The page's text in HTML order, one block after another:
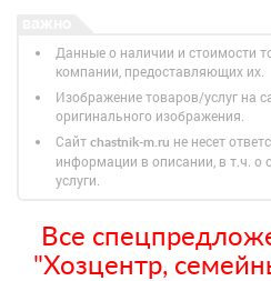
Данные о наличии и стоимости
компании, предоставляющих их.
Изображение товаров/услуг на
оригинального изображения.
Сайт chastnik-m.ru не несет
информации в описании, в т.ч. о
услуги.
Все
"Хозцентр,